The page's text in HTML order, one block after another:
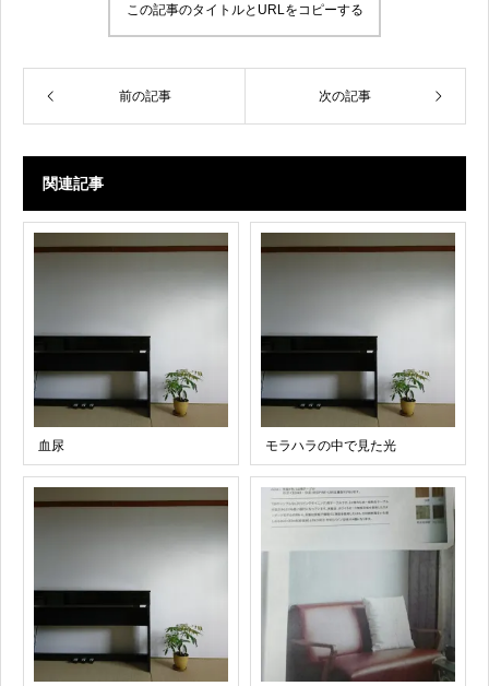
この記事のタイトルとURLをコピーする
前の記事 次の記事
関連記事
血尿 モラハラの中で見た光